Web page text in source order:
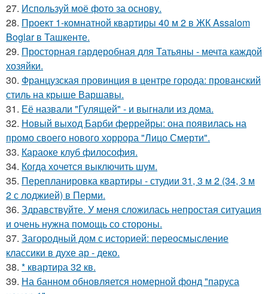
27. Используй моё фото за основу.
28. Проект 1-комнатной квартиры 40 м 2 в ЖК Assalom
Boglar в Ташкенте.
29. Просторная гардеробная для Татьяны - мечта каждой
хозяйки.
30. Французская провинция в центре города: прованский
стиль на крыше Варшавы.
31. Её назвали "Гулящей" - и выгнали из дома.
32. Новый выход Барби феррейры: она появилась на
промо своего нового хоррора "Лицо Смерти".
33. Караоке клуб философия.
34. Когда хочется выключить шум.
35. Перепланировка квартиры - студии 31, 3 м 2 (34, 3 м
2 с лоджией) в Перми.
36. Здравствуйте. У меня сложилась непростая ситуация
и очень нужна помощь со стороны.
37. Загородный дом с историей: переосмысление
классики в духе ар - деко.
38. * квартира 32 кв.
39. На банном обновляется номерной фонд "паруса